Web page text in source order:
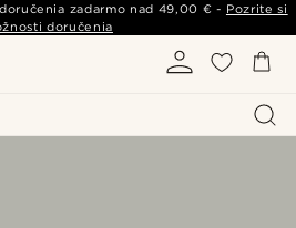
zadarmo nad 49,00 € - Pozrite si
doručenia